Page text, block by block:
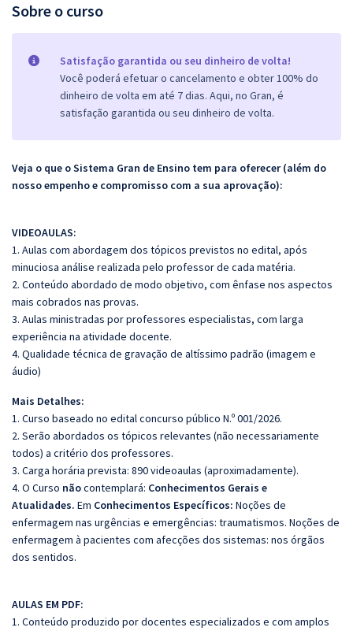
Sobre o curso
Satisfação garantida ou seu dinheiro de volta!
Você poderá efetuar o cancelamento e obter 100% do
dinheiro de volta em até 7 dias. Aqui, no Gran, é
satisfação garantida ou seu dinheiro de volta.
Veja o que o Sistema Gran de Ensino tem para oferecer (além do
nosso empenho e compromisso com a sua aprovação):
VIDEOAULAS:
1. Aulas com abordagem dos tópicos previstos no edital, após
minuciosa análise realizada pelo professor de cada matéria.
2. Conteúdo abordado de modo objetivo, com ênfase nos aspectos
mais cobrados nas provas.
3. Aulas ministradas por professores especialistas, com larga
experiência na atividade docente.
4. Qualidade técnica de gravação de altíssimo padrão (imagem e
áudio)
Mais Detalhes:
1. Curso baseado no edital concurso público N.º 001/2026.
2. Serão abordados os tópicos relevantes (não necessariamente
todos) a critério dos professores.
3. Carga horária prevista: 890 videoaulas (aproximadamente).
4. O Curso nãocontemplará: Conhecimentos Gerais e
Atualidades. Em Conhecimentos Específicos: Noções de
enfermagem nas urgências e emergências: traumatismos. Noções de
enfermagem à pacientes com afecções dos sistemas: nos órgãos
dos sentidos.
AULAS EM PDF:
1. Conteúdo produzido por docentes especializados e com amplos